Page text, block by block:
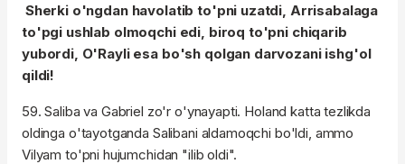
Sherki o'ngdan havolatib to'pni uzatdi, Arrisabalaga
to'pgi ushlab olmoqchi edi, biroq to'pni chiqarib
yubordi, O'Rayli esa bo'sh qolgan darvozani ishg'ol
qildi!
59. Saliba va Gabriel zo'r o'ynayapti. Holand katta tezlikda
oldinga o'tayotganda Salibani aldamoqchi bo'ldi, ammo
Vilyam to'pni hujumchidan "ilib oldi".